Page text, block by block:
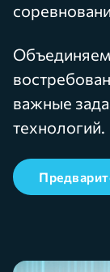
Объединяем
важные
технологий.